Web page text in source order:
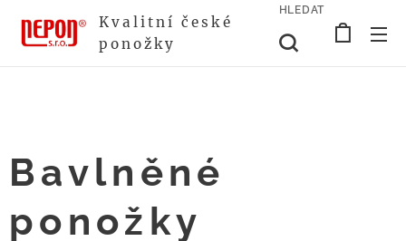
Kvalitní české
ponožky
HLEDAT
Bavlněné
ponožky